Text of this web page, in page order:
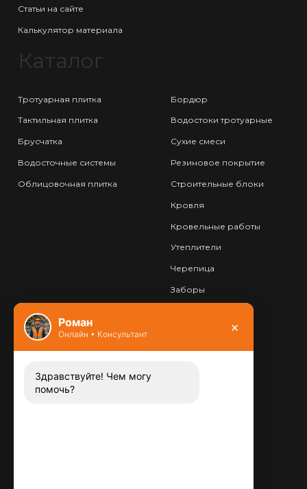
Статьи на сайте
Калькулятор материала
Каталог
Тротуарная плитка
Тактильная плитка
Брусчатка
Водосточные системы
Облицовочная плитка
Бордюр
Водостоки тротуарные
Сухие смеси
Резиновое покрытие
Строительные блоки
Кровля
Кровельные работы
Утеплители
Черепица
Заборы
Контакты
Заказать звонок
Роман
Онлайн • Консультант ×
Здравствуйте! Чем могу
помочь?